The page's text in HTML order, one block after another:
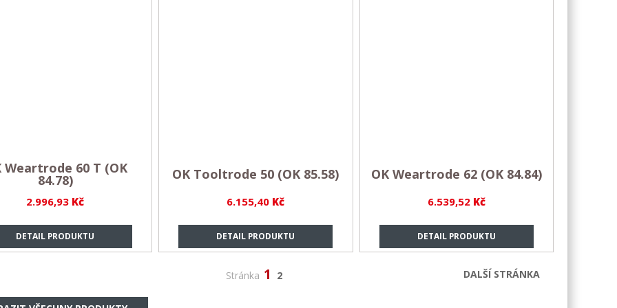
2.996,93 Kč
DETAIL PRODUKTU
Weartrode 60 T (OK
84.78)
6.155,40 Kč
DETAIL PRODUKTU
OK Tooltrode 50 (OK 85.58)
6.539,52 Kč
DETAIL PRODUKTU
OK Weartrode 62 (OK 84.84)
Stránka 1 2 DALŠÍ STRÁNKA